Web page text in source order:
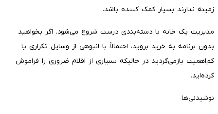
زمینه ندارند بسیار کمک کننده باشد.
مدیریت یک خانه با دسته‌بندی درست شروع می‌شود. اگر بخواهید
بدون برنامه به خرید بروید، احتمالاً با انبوهی از وسایل تکراری یا
کم‌اهمیت بازمی‌گردید در حالیکه بسیاری از اقلام ضروری را فراموش
کرده‌اید.
نوشیدنی‌ها